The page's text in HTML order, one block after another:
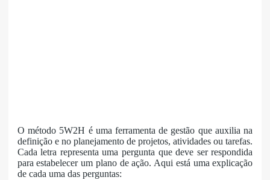
O método 5W2H é uma ferramenta de gestão que auxilia na
definição e no planejamento de projetos, atividades ou tarefas.
Cada letra representa uma pergunta que deve ser respondida
para estabelecer um plano de ação. Aqui está uma explicação
de cada uma das perguntas: